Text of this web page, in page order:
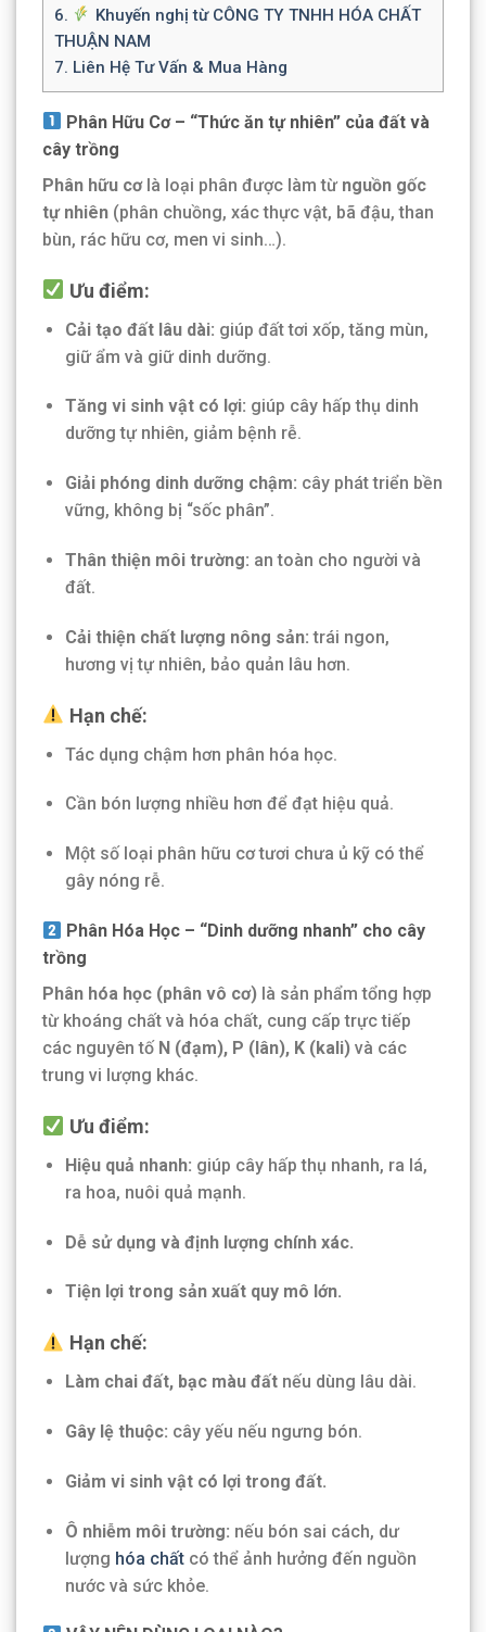
6.
Khuyến nghị từ CÔNG TY TNHH HÓA CHẤT
THUẬN NAM
7. Liên Hệ Tư Vấn & Mua Hàng
Phân Hữu Cơ – “Thức ăn tự nhiên” của đất và
cây trồng
Phân hữu cơlà loại phân được làm từ nguồn gốc
tự nhiên (phân chuồng, xác thực vật, bã đậu, than
bùn, rác hữu cơ, men vi sinh…).
Ưu điểm:
Cải tạo đất lâu dài: giúp đất tơi xốp, tăng mùn,
giữ ẩm và giữ dinh dưỡng.
Tăng vi sinh vật có lợi: giúp cây hấp thụ dinh
dưỡng tự nhiên, giảm bệnh rễ.
Giải phóng dinh dưỡng chậm: cây phát triển bền
vững, không bị “sốc phân”.
Thân thiện môi trường: an toàn cho người và
đất.
Cải thiện chất lượng nông sản: trái ngon,
hương vị tự nhiên, bảo quản lâu hơn.
Hạn chế:
Tác dụng chậm hơn phân hóa học.
Cần bón lượng nhiều hơn để đạt hiệu quả.
Một số loại phân hữu cơ tươi chưa ủ kỹ có thể
gây nóng rễ.
Phân Hóa Học – “Dinh dưỡng nhanh” cho cây
trồng
Phân hóa học (phân vô cơ) là sản phẩm tổng hợp
từ khoáng chất và hóa chất, cung cấp trực tiếp
các nguyên tố N (đạm), P (lân), K (kali) và các
trung vi lượng khác.
Ưu điểm:
Hiệu quả nhanh: giúp cây hấp thụ nhanh, ra lá,
ra hoa, nuôi quả mạnh.
Dễ sử dụng và định lượng chính xác.
Tiện lợi trong sản xuất quy mô lớn.
Hạn chế:
Làm chai đất, bạc màu đấtnếu dùng lâu dài.
Gây lệ thuộc: cây yếu nếu ngưng bón.
Giảm vi sinh vật có lợi trong đất.
Ô nhiễm môi trường: nếu bón sai cách, dư
lượng hóa chấtcó thể ảnh hưởng đến nguồn
nước và sức khỏe.